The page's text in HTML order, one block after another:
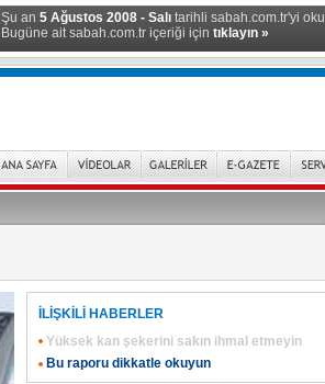
Şu an 5 Ağustos 2008 - Salı tarihli sabah.com.tr'yi
Bugüne ait sabah.com.tr içeriği için tıklayın »
İLİŞKİLİ HABERLER
Yüksek kan şekerini sakın ihmal etmeyin
Bu raporu dikkatle okuyun